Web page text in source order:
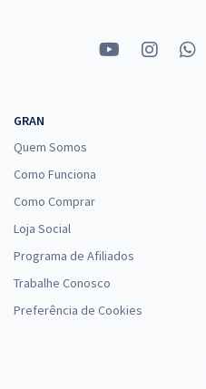
GRAN
Quem Somos
Como Funciona
Como Comprar
Loja Social
Programa de Afiliados
Trabalhe Conosco
Preferência de Cookies